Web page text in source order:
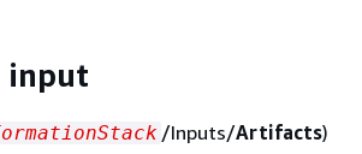
input
/Inputs/Artifacts)